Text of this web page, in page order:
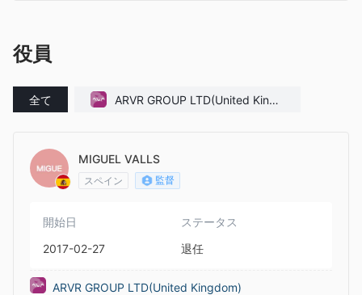
役員
全て
ARVR GROUP LTD(United Kingd
MIGUEL VALLS
スペイン 監督
開始日
2017-02-27
ステータス
退任
ARVR GROUP LTD(United Kingdom)